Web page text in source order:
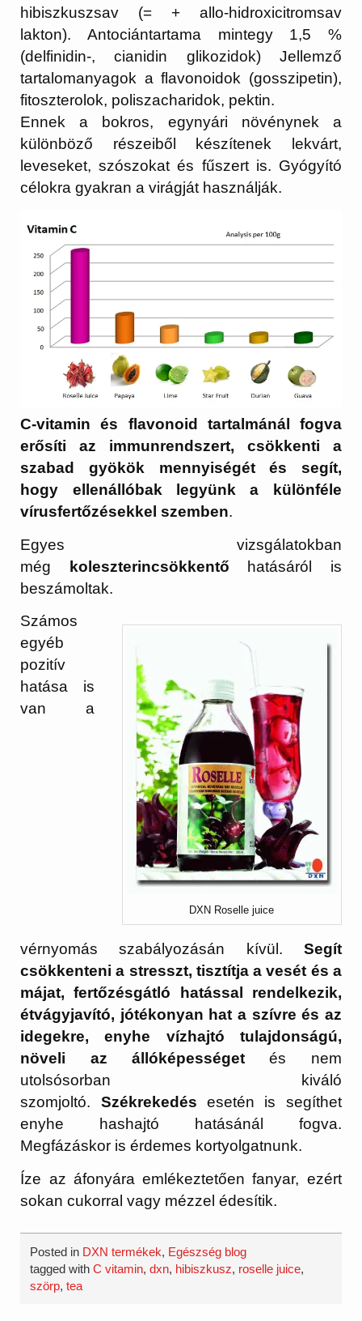
hibiszkuszsav (= + allo-hidroxicitromsav
lakton). Antociántartama mintegy 1,5 %
(delfinidin-, cianidin glikozidok) Jellemző
tartalomanyagok a flavonoidok (gosszipetin),
fitoszterolok, poliszacharidok, pektin.
Ennek a bokros, egynyári növénynek a
különböző részeiből készítenek lekvárt,
leveseket, szószokat és fűszert is. Gyógyító
célokra gyakran a virágját használják.
C-vitamin és flavonoid tartalmánál fogva
erősíti az immunrendszert, csökkenti a
szabad gyökök mennyiségét és segít,
hogy ellenállóbak legyünk a különféle
vírusfertőzésekkel szemben.
Egyes vizsgálatokban
még koleszterincsökkentő hatásáról is
beszámoltak.
DXN Roselle juice
Számos
egyéb
pozitív
hatása is
van a
vérnyomás szabályozásán kívül. Segít
csökkenteni a stresszt, tisztítja a vesét és a
májat, fertőzésgátló hatással rendelkezik,
étvágyjavító, jótékonyan hat a szívre és az
idegekre, enyhe vízhajtó tulajdonságú,
növeli az állóképességet és nem
utolsósorban kiváló
szomjoltó. Székrekedés esetén is segíthet
enyhe hashajtó hatásánál fogva.
Megfázáskor is érdemes kortyolgatnunk.
Íze az áfonyára emlékeztetően fanyar, ezért
sokan cukorral vagy mézzel édesítik.
Posted in DXN termékek, Egészség blog
tagged withC vitamin,dxn, hibiszkusz, roselle juice,
szörp,tea